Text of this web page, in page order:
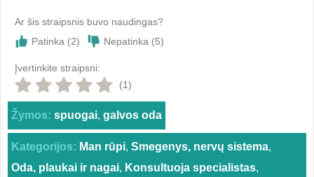
Ar šis straipsnis buvo naudingas?
Patinka (2) Nepatinka (5)
Įvertinkite straipsni:
(1)
Žymos: spuogai, galvos oda
Kategorijos: Man rūpi, Smegenys, nervų sistema,
Oda, plaukai ir nagai, Konsultuoja specialistas,